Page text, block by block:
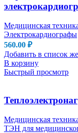
Медицинская
Электрокардиографы
560.00 ₽
Добавить в список
В корзину
Быстрый просмотр
Медицинская
ТЭН для